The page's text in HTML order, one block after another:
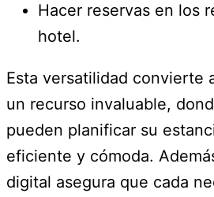
Hacer reservas en los
hotel.
Esta versatilidad convierte
un recurso invaluable,
pueden planificar su
eficiente y cómoda.
digital asegura que cada